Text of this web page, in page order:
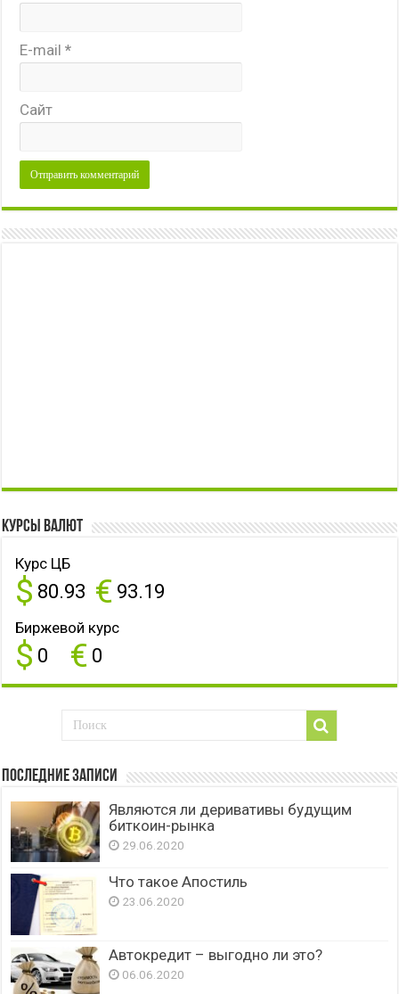
E-mail*
Сайт
Курсы валют
Курс ЦБ
$ 80.93 € 93.19
Биржевой курс
$ 0 € 0
Последние записи
Являются ли деривативы будущим
биткоин-рынка
29.06.2020
Что такое Апостиль
23.06.2020
Автокредит – выгодно ли это?
06.06.2020